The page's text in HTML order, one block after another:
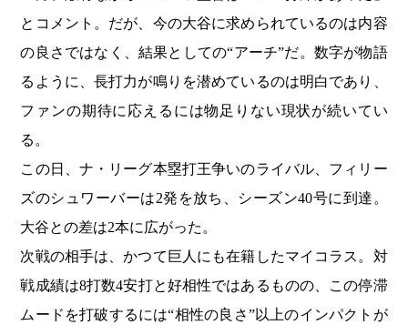
とコメント。だが、今の大谷に求められているのは内容
の良さではなく、結果としての“アーチ”だ。数字が物語
るように、長打力が鳴りを潜めているのは明白であり、
ファンの期待に応えるには物足りない現状が続いてい
る。
この日、ナ・リーグ本塁打王争いのライバル、フィリー
ズのシュワーバーは2発を放ち、シーズン40号に到達。
大谷との差は2本に広がった。
次戦の相手は、かつて巨人にも在籍したマイコラス。対
戦成績は8打数4安打と好相性ではあるものの、この停滞
ムードを打破するには“相性の良さ”以上のインパクトが